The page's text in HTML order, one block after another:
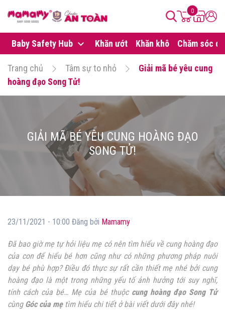
0
Baby Safety Hub Khăn ướt Khăn khô Chăm sóc da
Trang chủ Tâm sự to nhỏ
Giải mã bé yêu cung
hoàng đạo Song Tử!
GIẢI MÃ BÉ YÊU CUNG HOÀNG ĐẠO
SONG TỬ!
23/11/2021 - 10:00 Đăng bởi Mamamy
Đã bao giờ mẹ tự hỏi liệu mẹ có nên tìm hiểu về cung hoàng đạo
của con để hiểu bé hơn cũng như có những phương pháp nuôi
dạy bé phù hợp?Điều đó thực sự rất cần thiết mẹ nhé bởi cung
hoàng đạo là một trong những yếu tố ảnh hưởng tới suy nghĩ,
tính cách của bé… Mẹ của bé thuộc cung hoàng đạo Song Tử
cùng Góc của mẹtìm hiểu chi tiết ở bài viết dưới đây nhé!